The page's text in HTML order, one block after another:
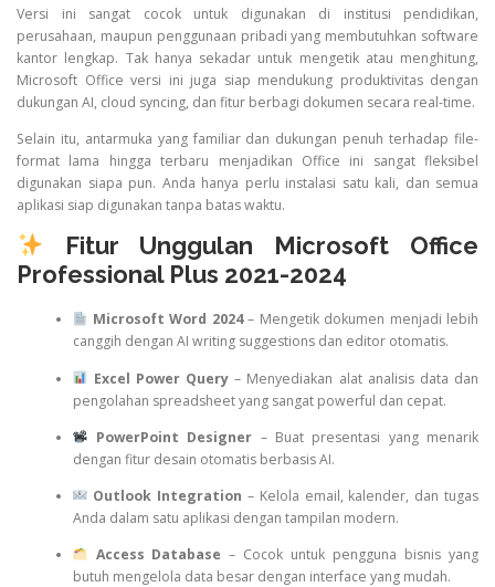
Versi ini sangat cocok untuk digunakan di institusi pendidikan,
perusahaan, maupun penggunaan pribadi yang membutuhkan software
kantor lengkap. Tak hanya sekadar untuk mengetik atau menghitung,
Microsoft Office versi ini juga siap mendukung produktivitas dengan
dukungan AI, cloud syncing, dan fitur berbagi dokumen secara real-time.
Selain itu, antarmuka yang familiar dan dukungan penuh terhadap file-
format lama hingga terbaru menjadikan Office ini sangat fleksibel
digunakan siapa pun. Anda hanya perlu instalasi satu kali, dan semua
aplikasi siap digunakan tanpa batas waktu.
Fitur Unggulan Microsoft Office
Professional Plus 2021-2024
Microsoft Word 2024– Mengetik dokumen menjadi lebih
canggih dengan AI writing suggestions dan editor otomatis.
Excel Power Query – Menyediakan alat analisis data dan
pengolahan spreadsheet yang sangat powerful dan cepat.
PowerPoint Designer – Buat presentasi yang menarik
dengan fitur desain otomatis berbasis AI.
Outlook Integration – Kelola email, kalender, dan tugas
Anda dalam satu aplikasi dengan tampilan modern.
Access Database – Cocok untuk pengguna bisnis yang
butuh mengelola data besar dengan interface yang mudah.